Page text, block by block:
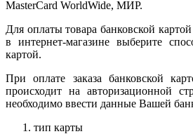
MasterCard WorldWide, МИР.
Для оплаты товара банковской
в интернет-магазине выберите
картой.
При оплате заказа банковской
происходит на авторизационной
необходимо ввести данные Вашей
тип карты